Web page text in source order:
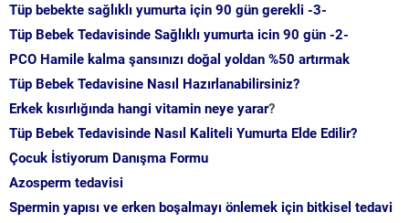
Tüp bebekte sağlıklı yumurta için 90 gün gerekli -3-
Tüp Bebek Tedavisinde Sağlıklı yumurta icin 90 gün -2-
PCO Hamile kalma şansınızı doğal yoldan %50 artırmak
Tüp Bebek Tedavisine Nasıl Hazırlanabilirsiniz?
Erkek kısırlığında hangi vitamin neye yarar?
Tüp Bebek Tedavisinde Nasıl Kaliteli Yumurta Elde Edilir?
Çocuk İstiyorum Danışma Formu
Azosperm tedavisi
Spermin yapısı ve erken boşalmayı önlemek için bitkisel tedavi